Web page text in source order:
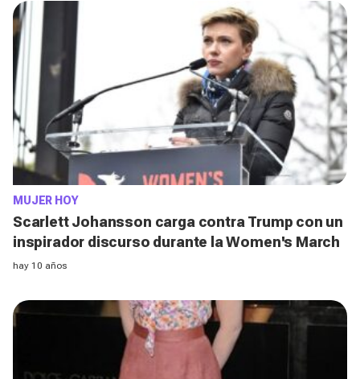
MUJER HOY
Scarlett Johansson carga contra Trump con un
inspirador discurso durante la Women's March
hay 10 años